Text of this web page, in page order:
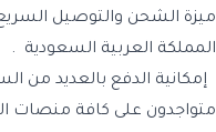
ميزة الشحن والتوصيل
المملكة العربية السعودية .
إمكانية الدفع بالعديد من
متواجدون على كافة منصات